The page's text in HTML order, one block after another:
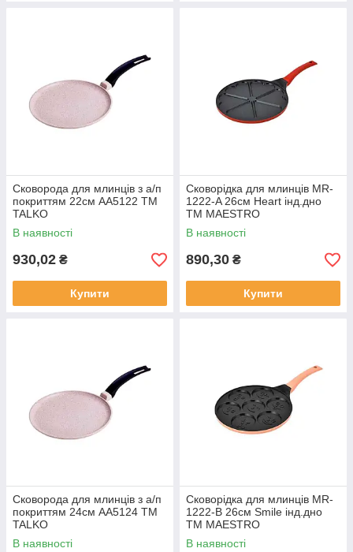
Сковорода для млинців з а/п
покриттям 22см АA5122 ТМ
TALKO
В наявності
930,02 ₴
Купити
Сковорідка для млинців MR-
1222-A 26см Heart інд.дно
ТМ MAESTRO
В наявності
890,30 ₴
Купити
Сковорода для млинців з а/п
покриттям 24см АA5124 ТМ
TALKO
В наявності
Сковорідка для млинців MR-
1222-B 26см Smile інд.дно
ТМ MAESTRO
В наявності